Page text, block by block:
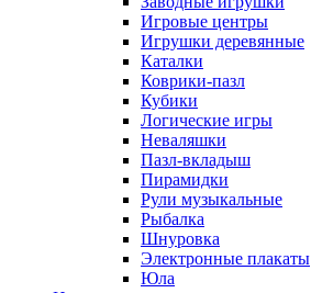
Игровые центры
Игрушки деревянные
Каталки
Коврики-пазл
Кубики
Логические игры
Неваляшки
Пазл-вкладыш
Пирамидки
Рули музыкальные
Рыбалка
Шнуровка
Электронные плакаты
Юла